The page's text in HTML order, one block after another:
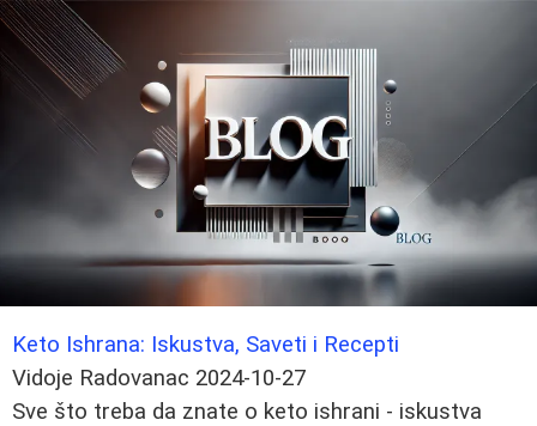
Keto Ishrana: Iskustva, Saveti i Recepti
Vidoje Radovanac 2024-10-27
Sve što treba da znate o keto ishrani - iskustva